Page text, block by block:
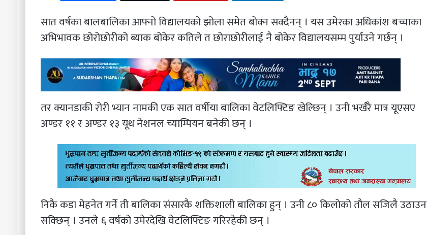
सात वर्षका बालबालिका आफ्नो विद्यालयको झोला समेत बोक्न सक्दैनन् । यस उमेरका अधिकांश बच्चाका
अभिभावक छोरोछोरीको ब्याक बोकेर कतिले त छोराछोरीलाई नै बोकेर विद्यालयसम्म पुर्याउने गर्छन् ।
तर क्यानडाकी रोरी भ्यान नामकी एक सात वर्षीया बालिका वेटलिफ्टिङ खेल्छिन् । उनी भर्खरै मात्र यूएसए
अण्डर ११ र अण्डर १३ यूथ नेशनल च्याम्पियन बनेकी छन् ।
निकै कडा मेहनेत गर्ने ती बालिका संसारकै शक्तिशाली बालिका हुन् । उनी ८० किलोको तौल सजिलै उठाउन
सक्छिन् । उनले ६ वर्षको उमेरदेखि वेटलिफ्टिङ गरिरहेकी छन् ।